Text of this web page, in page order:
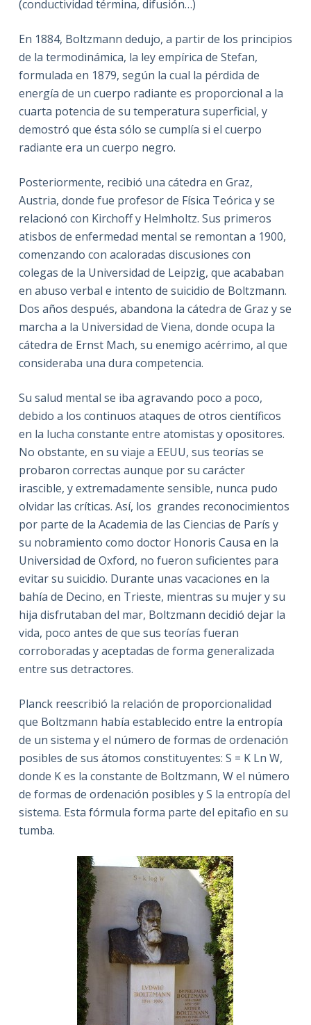
(conductividad términa, difusión…)
En 1884, Boltzmann dedujo, a partir de los principios
de la termodinámica, la ley empírica de Stefan,
formulada en 1879, según la cual la pérdida de
energía de un cuerpo radiante es proporcional a la
cuarta potencia de su temperatura superficial, y
demostró que ésta sólo se cumplía si el cuerpo
radiante era un cuerpo negro.
Posteriormente, recibió una cátedra en Graz,
Austria, donde fue profesor de Física Teórica y se
relacionó con Kirchoff y Helmholtz. Sus primeros
atisbos de enfermedad mental se remontan a 1900,
comenzando con acaloradas discusiones con
colegas de la Universidad de Leipzig, que acababan
en abuso verbal e intento de suicidio de Boltzmann.
Dos años después, abandona la cátedra de Graz y se
marcha a la Universidad de Viena, donde ocupa la
cátedra de Ernst Mach, su enemigo acérrimo, al que
consideraba una dura competencia.
Su salud mental se iba agravando poco a poco,
debido a los continuos ataques de otros científicos
en la lucha constante entre atomistas y opositores.
No obstante, en su viaje a EEUU, sus teorías se
probaron correctas aunque por su carácter
irascible, y extremadamente sensible, nunca pudo
olvidar las críticas. Así, los grandes reconocimientos
por parte de la Academia de las Ciencias de París y
su nobramiento como doctor Honoris Causa en la
Universidad de Oxford, no fueron suficientes para
evitar su suicidio. Durante unas vacaciones en la
bahía de Decino, en Trieste, mientras su mujer y su
hija disfrutaban del mar, Boltzmann decidió dejar la
vida, poco antes de que sus teorías fueran
corroboradas y aceptadas de forma generalizada
entre sus detractores.
Planck reescribió la relación de proporcionalidad
que Boltzmann había establecido entre la entropía
de un sistema y el número de formas de ordenación
posibles de sus átomos constituyentes: S = K Ln W,
donde K es la constante de Boltzmann, W el número
de formas de ordenación posibles y S la entropía del
sistema. Esta fórmula forma parte del epitafio en su
tumba.